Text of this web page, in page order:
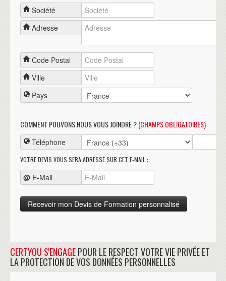
Société
Adresse
Code Postal
Ville
Pays
COMMENT POUVONS NOUS VOUS JOINDRE ?(CHAMPS OBLIGATOIRES)
Téléphone
VOTRE DEVIS VOUS SERA ADRESSÉ SUR CET E-MAIL :
@ E-Mail
CERTYOU S'ENGAGEPOUR LE RESPECT VOTRE VIE PRIVÉE ET
LA PROTECTION DE VOS DONNÉES PERSONNELLES